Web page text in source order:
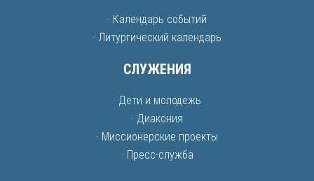
· Календарь событий
· Литургический календарь
СЛУЖЕНИЯ
· Дети и молодежь
· Диакония
· Миссионерские проекты
· Пресс-служба